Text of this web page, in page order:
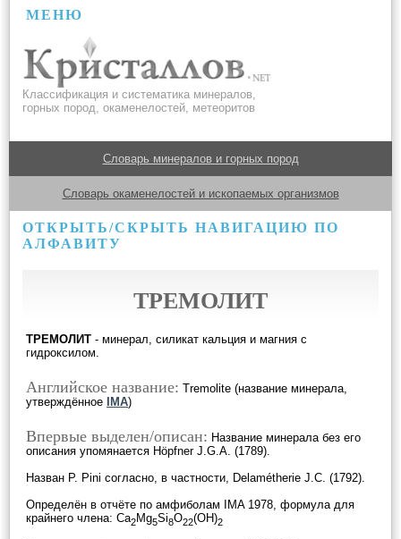
МЕНЮ
Классификация и систематика минералов,
горных пород, окаменелостей, метеоритов
Словарь минералов и горных пород
Словарь окаменелостей и ископаемых организмов
ОТКРЫТЬ/СКРЫТЬ НАВИГАЦИЮ ПО
АЛФАВИТУ
ТРЕМОЛИТ
ТРЕМОЛИТ - минерал, силикат кальция и магния с
гидроксилом.
Английское название: Tremolite (название минерала,
утверждённое
IMA)
Впервые выделен/описан: Название минерала без его
описания упомянается Höpfner J.G.A. (1789).
Назван P. Pini согласно, в частности, Delamétherie J.C. (1792).
Определён в отчёте по амфиболам IMA 1978, формула для
крайнего члена: Ca2Mg5Si8O22(OH)2